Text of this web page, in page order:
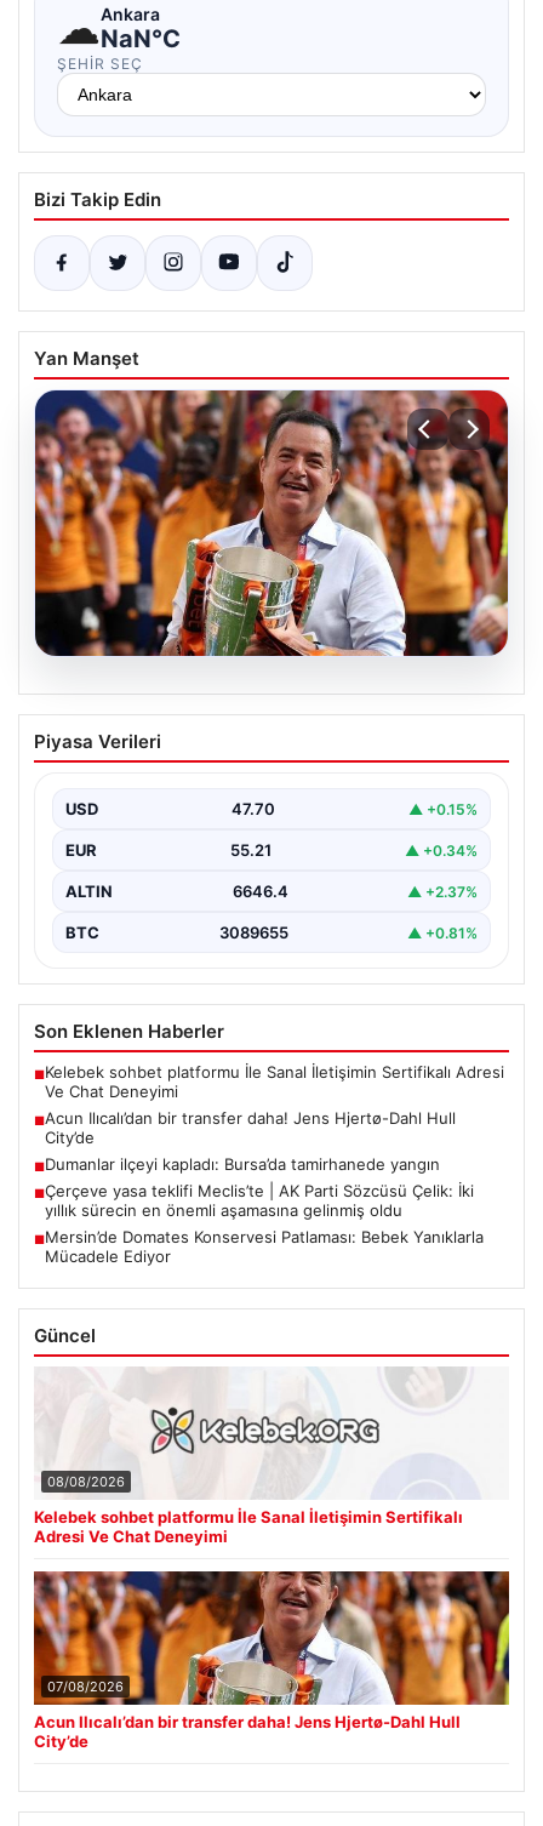
☁Ankara
NaN°C
ŞEHIR SEÇ
Bizi Takip Edin
Yan Manşet
07.08.2026
Acun Ilıcalı’dan bir transfer daha! Jens
Hjertø-Dahl Hull City’de
Piyasa Verileri
USD 47.70 ▲ +0.15%
EUR 55.21 ▲ +0.34%
ALTIN 6646.4 ▲ +2.37%
BTC 3089655 ▲ +0.81%
Son Eklenen Haberler
■Kelebek sohbet platformu İle Sanal İletişimin Sertifikalı Adresi
Ve Chat Deneyimi
■Acun Ilıcalı’dan bir transfer daha! Jens Hjertø-Dahl Hull
City’de
■Dumanlar ilçeyi kapladı: Bursa’da tamirhanede yangın
■Çerçeve yasa teklifi Meclis’te | AK Parti Sözcüsü Çelik: İki
yıllık sürecin en önemli aşamasına gelinmiş oldu
■Mersin’de Domates Konservesi Patlaması: Bebek Yanıklarla
Mücadele Ediyor
Güncel
08/08/2026
Kelebek sohbet platformu İle Sanal İletişimin Sertifikalı
Adresi Ve Chat Deneyimi
07/08/2026
Acun Ilıcalı’dan bir transfer daha! Jens Hjertø-Dahl Hull
City’de